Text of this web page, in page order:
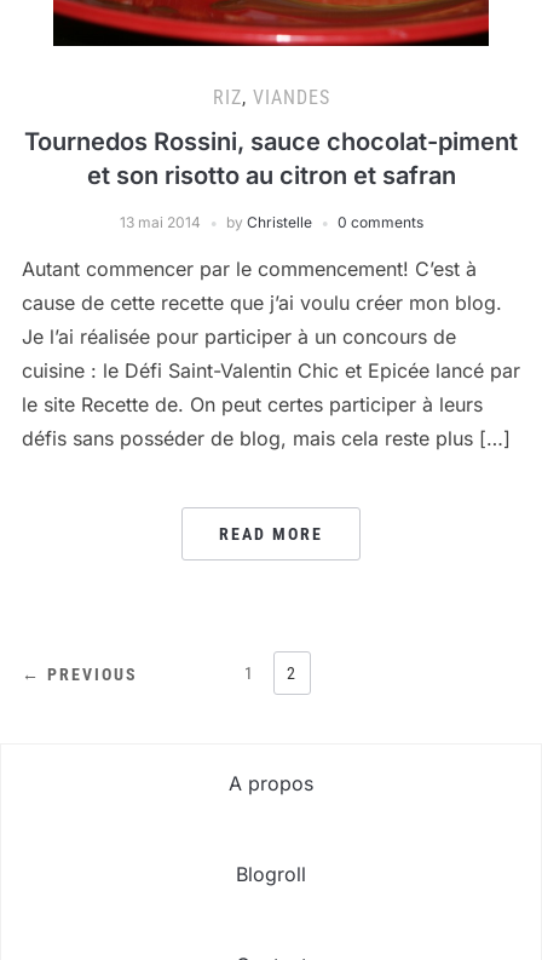
RIZ, VIANDES
Tournedos Rossini, sauce chocolat-piment
et son risotto au citron et safran
13 mai 2014 by Christelle 0 comments
Autant commencer par le commencement! C’est à
cause de cette recette que j’ai voulu créer mon blog.
Je l’ai réalisée pour participer à un concours de
cuisine : le Défi Saint-Valentin Chic et Epicée lancé par
le site Recette de. On peut certes participer à leurs
défis sans posséder de blog, mais cela reste plus […]
READ MORE
PAGINATION
← PREVIOUS 1 2
A propos
Blogroll